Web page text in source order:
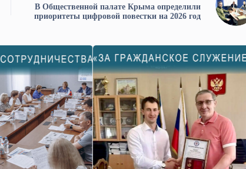
В Общественной палате Крыма определили
приоритеты цифровой повестки на 2026 год